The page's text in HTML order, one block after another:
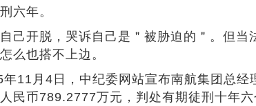
六年。
己开脱，哭诉自己是＂被胁迫的＂。但
么也搭不上边。
11月4日，中纪委网站宣布南航集团总
民币789.2777万元，判处有期徒刑十年